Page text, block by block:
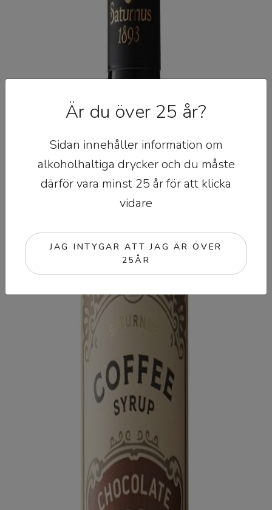
Är du över 25 år?
Sidan innehåller information om
alkoholhaltiga drycker och du måste
därför vara minst 25 år för att klicka
vidare
JAG INTYGAR ATT JAG ÄR ÖVER
25ÅR